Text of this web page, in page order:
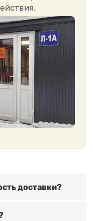
доставки?